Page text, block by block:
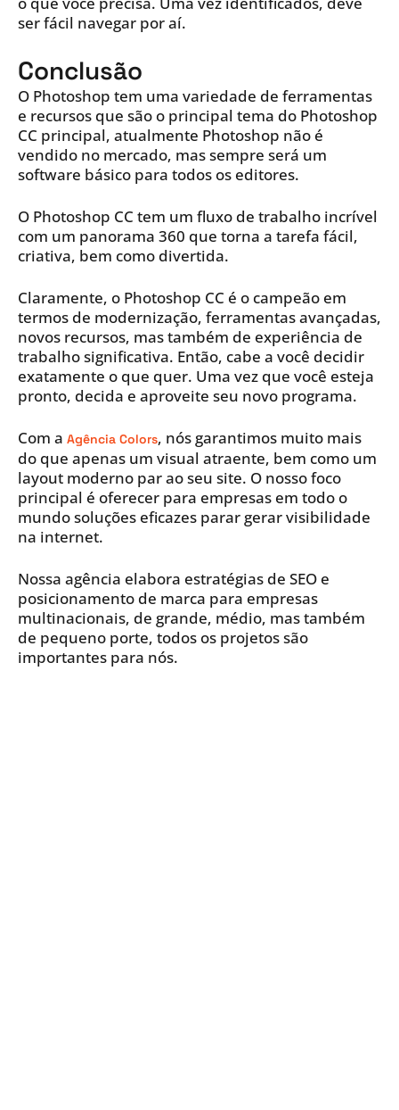
ser fácil navegar por aí.
Conclusão
O Photoshop tem uma variedade de ferramentas
e recursos que são o principal tema do Photoshop
CC principal, atualmente Photoshop não é
vendido no mercado, mas sempre será um
software básico para todos os editores.
O Photoshop CC tem um fluxo de trabalho incrível
com um panorama 360 que torna a tarefa fácil,
criativa, bem como divertida.
Claramente, o Photoshop CC é o campeão em
termos de modernização, ferramentas avançadas,
novos recursos, mas também de experiência de
trabalho significativa. Então, cabe a você decidir
exatamente o que quer. Uma vez que você esteja
pronto, decida e aproveite seu novo programa.
Com a Agência Colors, nós garantimos muito mais
do que apenas um visual atraente, bem como um
layout moderno par ao seu site. O nosso foco
principal é oferecer para empresas em todo o
mundo soluções eficazes parar gerar visibilidade
na internet.
Nossa agência elabora estratégias de SEO e
posicionamento de marca para empresas
multinacionais, de grande, médio, mas também
de pequeno porte, todos os projetos são
importantes para nós.